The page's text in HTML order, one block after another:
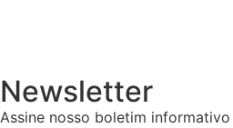
Newsletter
Assine nosso boletim informativo